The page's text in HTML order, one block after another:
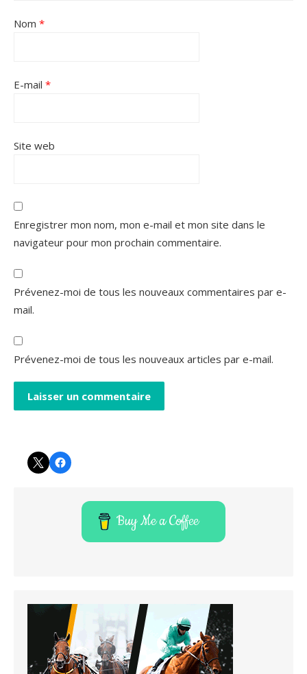
Nom *
E-mail *
Site web
Enregistrer mon nom, mon e-mail et mon site dans le
navigateur pour mon prochain commentaire.
Prévenez-moi de tous les nouveaux commentaires par e-
mail.
Prévenez-moi de tous les nouveaux articles par e-mail.
TwitterFacebook
Buy Me a Coffee